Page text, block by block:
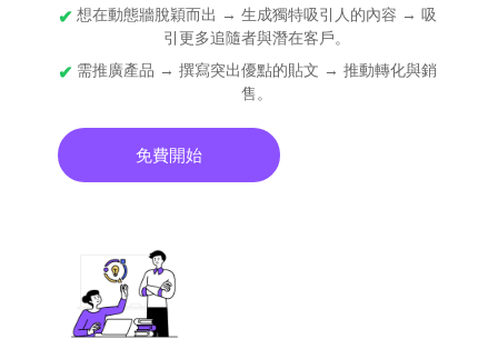
想在動態牆脫穎而出 → 生成獨特吸引人的內容 → 吸
引更多追隨者與潛在客戶。
需推廣產品 → 撰寫突出優點的貼文 → 推動轉化與銷
售。
免費開始